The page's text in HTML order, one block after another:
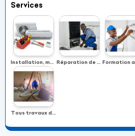
Services
Installation, maintenance et réparation des climatiseurs Réparation de tout appareil frigorifique
Tous travaux d’électricité Bâtiment